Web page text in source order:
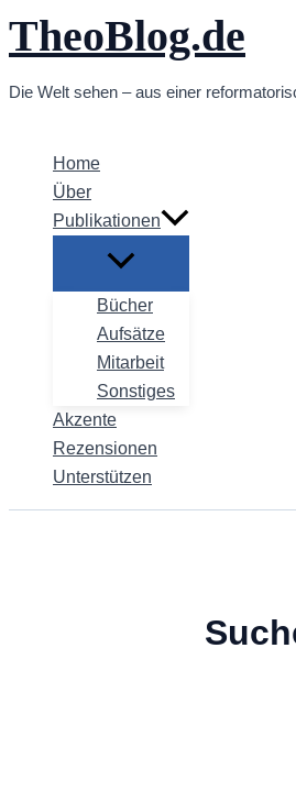
Zum
Inhalt
TheoBlog.de
Die Welt sehen – aus einer
Home
Über
Publikationen
Bücher
Aufsätze
Mitarbeit
Sonstiges
Akzente
Rezensionen
Unterstützen